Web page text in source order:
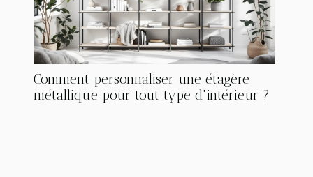
Comment personnaliser une étagère
métallique pour tout type d'intérieur ?